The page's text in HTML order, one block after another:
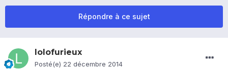
Répondre à ce sujet
lolofurieux
Posté(e) 22 décembre 2014